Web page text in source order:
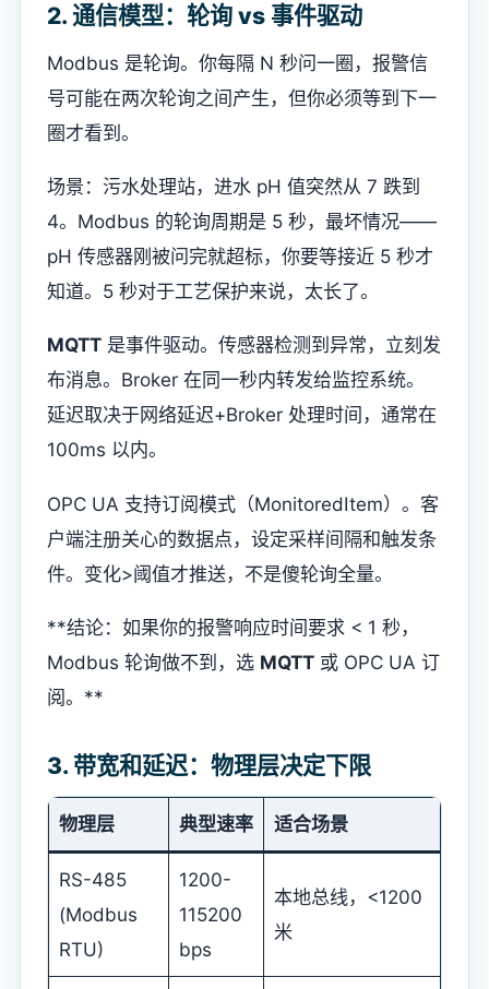
2. 通信模型：轮询 vs 事件驱动
Modbus 是轮询。你每隔 N 秒问一圈，报警信
号可能在两次轮询之间产生，但你必须等到下一
圈才看到。
场景：污水处理站，进水 pH 值突然从 7 跌到
4。Modbus 的轮询周期是 5 秒，最坏情况——
pH 传感器刚被问完就超标，你要等接近 5 秒才
知道。5 秒对于工艺保护来说，太长了。
MQTT 是事件驱动。传感器检测到异常，立刻发
布消息。Broker 在同一秒内转发给监控系统。
延迟取决于网络延迟+Broker 处理时间，通常在
100ms 以内。
OPC UA 支持订阅模式（MonitoredItem）。客
户端注册关心的数据点，设定采样间隔和触发条
件。变化>阈值才推送，不是傻轮询全量。
**结论：如果你的报警响应时间要求 < 1 秒，
Modbus 轮询做不到，选 MQTT 或 OPC UA 订
阅。**
3. 带宽和延迟：物理层决定下限
物理层 典型速率 适合场景
RS-485
(Modbus
RTU)
1200-
115200
bps
本地总线，<1200
米